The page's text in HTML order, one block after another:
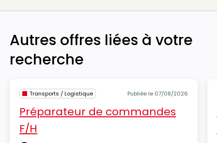
Autres offres liées à votre
recherche
Transports / Logistique Publiée le 07/08/2026
Préparateur de commandes
F/H